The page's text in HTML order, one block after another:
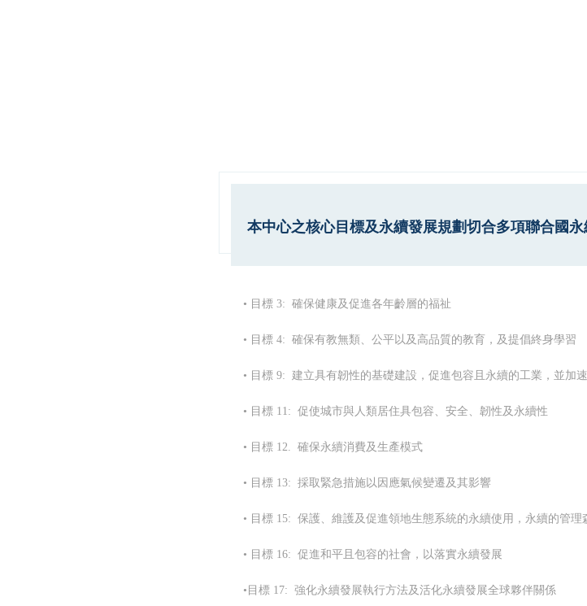
本中心之核心目標及永續發展規劃切合多項聯合國
• 目標 3: 確保健康及促進各年齡層的福祉
• 目標 4: 確保有教無類、公平以及高品質的教育，及提倡終身學習
• 目標 9: 建立具有韌性的基礎建設，促進包容且永續的工業，並加
• 目標 11: 促使城市與人類居住具包容、安全、韌性及永續性
• 目標 12. 確保永續消費及生產模式
• 目標 13: 採取緊急措施以因應氣候變遷及其影響
• 目標 15: 保護、維護及促進領地生態系統的永續使用，永續的管
• 目標 16: 促進和平且包容的社會，以落實永續發展
•目標 17: 強化永續發展執行方法及活化永續發展全球夥伴關係